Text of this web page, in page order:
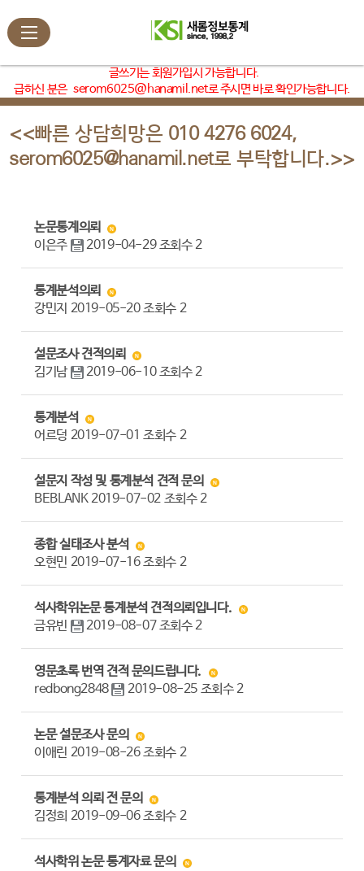
글쓰기는 회원가입시 가능합니다.
급하신 분은 serom6025@hanamil.net로 주시면 바로 확인가능합니다.
<<빠른 상담희망은 010 4276 6024,
serom6025@hanamil.net로 부탁합니다.>>
논문통계의뢰
이은주
2019-04-29조회수 2
통계분석의뢰
강민지 2019-05-20조회수 2
설문조사 견적의뢰
김기남
2019-06-10조회수 2
통계분석
어르덩 2019-07-01 조회수 2
설문지 작성 및 통계분석 견적 문의
BEBLANK 2019-07-02 조회수 2
종합 실태조사 분석
오현민 2019-07-16조회수 2
석사학위논문 통계분석 견적의뢰입니다.
금유빈
2019-08-07조회수 2
영문초록 번역 견적 문의드립니다.
redbong2848
2019-08-25 조회수 2
논문 설문조사 문의
이애린 2019-08-26조회수 2
통계분석 의뢰 전 문의
김정희 2019-09-06조회수 2
석사학위 논문 통계자료 문의